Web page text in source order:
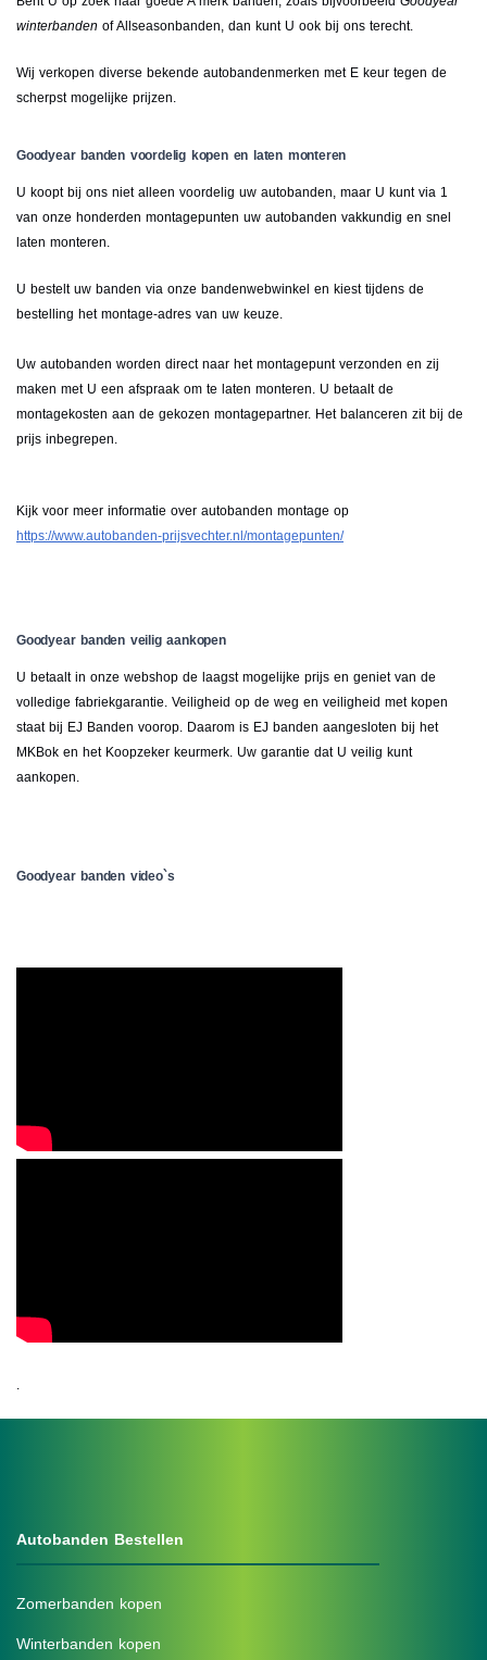
winterbanden of Allseasonbanden, dan kunt U ook bij ons terecht.
Wij verkopen diverse bekende autobandenmerken met E keur tegen de
scherpst mogelijke prijzen.
Goodyear banden voordelig kopen en laten monteren
U koopt bij ons niet alleen voordelig uw autobanden, maar U kunt via 1
van onze honderden montagepunten uw autobanden vakkundig en snel
laten monteren.
U bestelt uw banden via onze bandenwebwinkel en kiest tijdens de
bestelling het montage-adres van uw keuze.
Uw autobanden worden direct naar het montagepunt verzonden en zij
maken met U een afspraak om te laten monteren. U betaalt de
montagekosten aan de gekozen montagepartner. Het balanceren zit bij de
prijs inbegrepen.
Kijk voor meer informatie over autobanden montage op
https://www.autobanden-prijsvechter.nl/montagepunten/
Goodyear banden veilig aankopen
U betaalt in onze webshop de laagst mogelijke prijs en geniet van de
volledige fabriekgarantie. Veiligheid op de weg en veiligheid met kopen
staat bij EJ Banden voorop. Daarom is EJ banden aangesloten bij het
MKBok en het Koopzeker keurmerk. Uw garantie dat U veilig kunt
aankopen.
Goodyear banden video`s
.
Autobanden Bestellen
Zomerbanden kopen
Winterbanden kopen